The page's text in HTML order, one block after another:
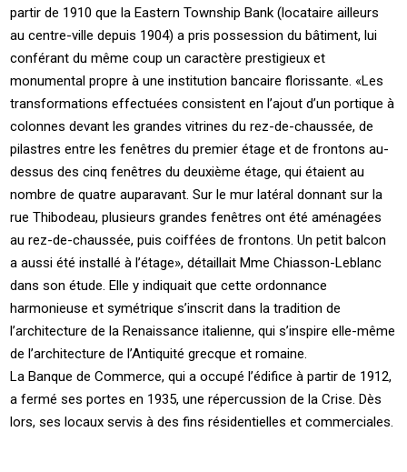
partir de 1910 que la Eastern Township Bank (locataire ailleurs
au centre-ville depuis 1904) a pris possession du bâtiment, lui
conférant du même coup un caractère prestigieux et
monumental propre à une institution bancaire florissante. «Les
transformations effectuées consistent en l’ajout d’un portique à
colonnes devant les grandes vitrines du rez-de-chaussée, de
pilastres entre les fenêtres du premier étage et de frontons au-
dessus des cinq fenêtres du deuxième étage, qui étaient au
nombre de quatre auparavant. Sur le mur latéral donnant sur la
rue Thibodeau, plusieurs grandes fenêtres ont été aménagées
au rez-de-chaussée, puis coiffées de frontons. Un petit balcon
a aussi été installé à l’étage», détaillait Mme Chiasson-Leblanc
dans son étude. Elle y indiquait que cette ordonnance
harmonieuse et symétrique s’inscrit dans la tradition de
l’architecture de la Renaissance italienne, qui s’inspire elle-même
de l’architecture de l’Antiquité grecque et romaine.
La Banque de Commerce, qui a occupé l’édifice à partir de 1912,
a fermé ses portes en 1935, une répercussion de la Crise. Dès
lors, ses locaux servis à des fins résidentielles et commerciales.